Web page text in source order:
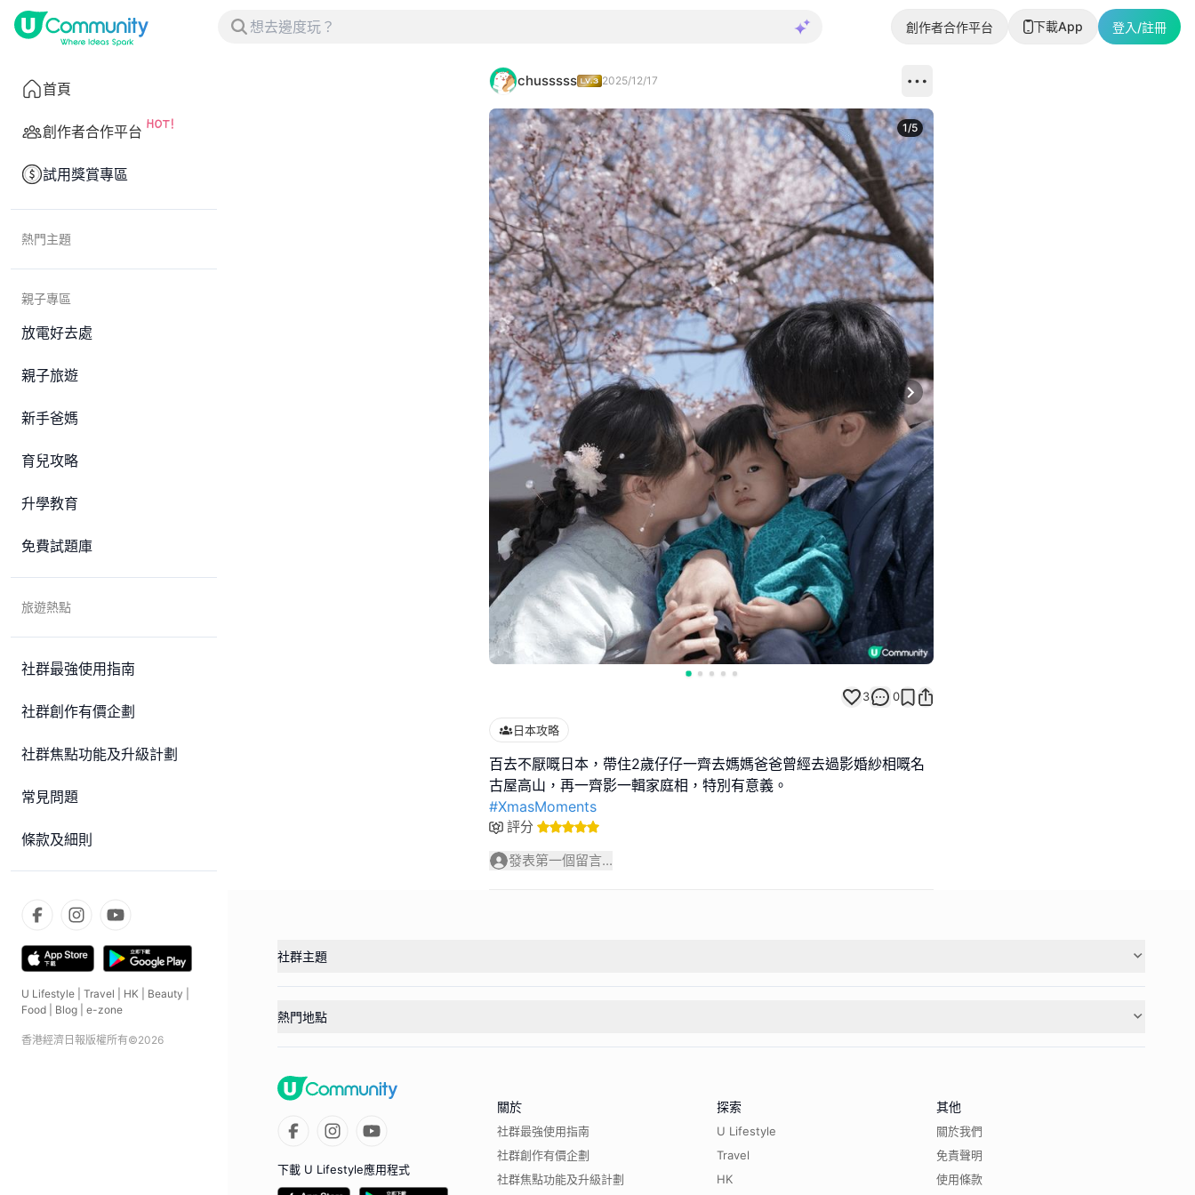
創作者合作平台 下載App 登入/註冊
首頁
創作者合作平台
試用獎賞專區
熱門主題
親子專區
放電好去處
親子旅遊
新手爸媽
育兒攻略
升學教育
免費試題庫
旅遊熱點
社群最強使用指南
社群創作有價企劃
社群焦點功能及升級計劃
常見問題
條款及細則
U Lifestyle Travel HK Beauty
Food
Blog e-zone
香港經濟日報版權所有©2026
chusssss 2025/12/17
Next slide
1/5
3 0
日本攻略
百去不厭嘅日本，帶住2歲仔仔一齊去媽媽爸爸曾經去過影婚紗相嘅名
#XmasMoments
評分
發表第一個留言...
社群主題
熱門地點
下載 U Lifestyle應用程式
關於
社群最強使用指南
社群創作有價企劃
社群焦點功能及升級計劃
探索
U Lifestyle
Travel
HK
其他
關於我們
免責聲明
使用條款